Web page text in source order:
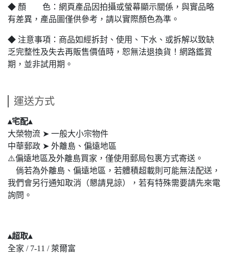
◆ 顏 色：網頁產品因拍攝或螢幕顯示關係，與實品略
有差異，產品圖僅供參考，請以實際顏色為準。
◆ 注意事項：商品如經拆封、使用、下水、或拆解以致缺
乏完整性及失去再販售價值時，恕無法退換貨！網路鑑賞
期，並非試用期。
運送方式
▴宅配▴
大榮物流 ➤ 一般大小宗物件
中華郵政 ➤ 外離島、偏遠地區
⚠️偏遠地區及外離島買家，僅使用郵局包裹方式寄送。
倘若為外離島、偏遠地區，若體積超載則可能無法配送，
我們會另行通知取消（懇請見諒），若有特殊需要請先來電
詢問。
▴超取▴
全家 / 7-11 / 萊爾富